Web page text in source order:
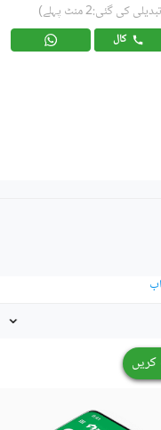
کی گئی:2 منٹ پہلے)
کال